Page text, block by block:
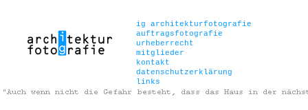
ig architekturfotografie
auftragsfotografie
urheberrecht
mitglieder
kontakt
datenschutzerklärung
links